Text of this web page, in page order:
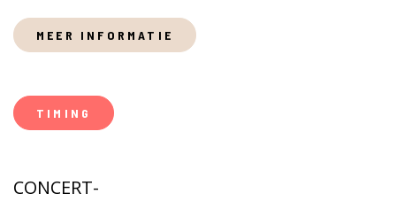
MEER INFORMATIE
TIMING
CONCERT-